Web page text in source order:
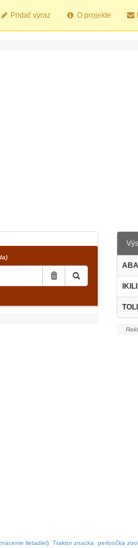
Pridať výraz O projekte
lietadiel) Traktor znacka perloočka